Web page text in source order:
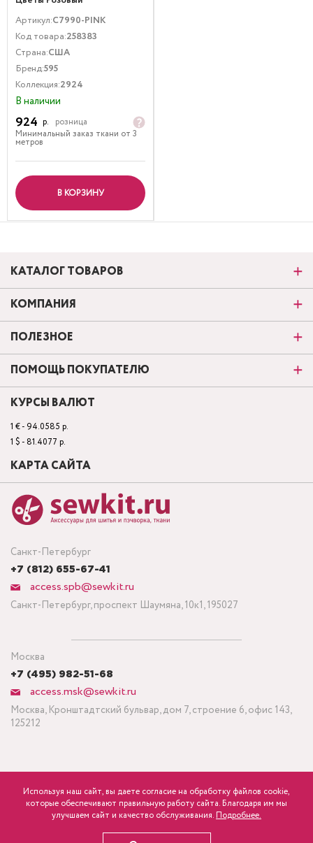
р. розница Минимальный заказ ткани от 3 метров
Артикул:C7990-PINK
Код товара:258383
Страна:США
Бренд:595
Коллекция:2924
В наличии
924 р.
розница
Минимальный заказ ткани от 3
метров
В КОРЗИНУ
Санкт-Петербург
+7 (812) 655-67-41
access.spb@sewkit.ru
Санкт-Петербург, проспект Шаумяна, 10к1, 195027
Москва
+7 (495) 982-51-68
access.msk@sewkit.ru
Москва, Кронштадтский бульвар, дом 7, строение 6, офис 143,
125212
КАТАЛОГ ТОВАРОВ
КОМПАНИЯ
ПОЛЕЗНОЕ
ПОМОЩЬ ПОКУПАТЕЛЮ
КУРСЫ ВАЛЮТ
1 € - 94.0585 р.
1 $ - 81.4077 р.
КАРТА САЙТА
Политика конфиденциальности
ПОДПИСАТЬСЯ НА НОВОСТИ
Используя наш сайт, вы даете согласие на обработку файлов cookie,
которые обеспечивают правильную работу сайта. Благодаря им мы
улучшаем сайт и качество обслуживания. Подробнее.